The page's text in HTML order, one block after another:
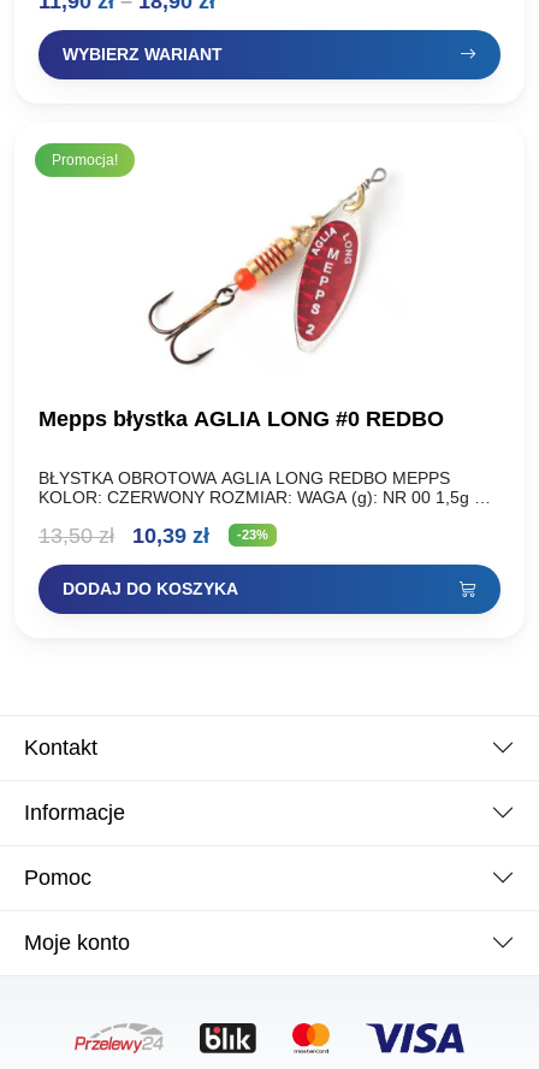
cen:
od
WYBIERZ WARIANT
Promocja!
Mepps błystka AGLIA LONG #0 REDBO
BŁYSTKA OBROTOWA AGLIA LONG REDBO MEPPS
KOLOR: CZERWONY ROZMIAR: WAGA (g): NR 00 1,5g NR
13,50zł
Pierwotna
cena
wynosiła:
10,39 złAktualna
cena
wynosi:
-23%
DODAJ DO KOSZYKA
Kontakt
Informacje
Pomoc
Moje konto